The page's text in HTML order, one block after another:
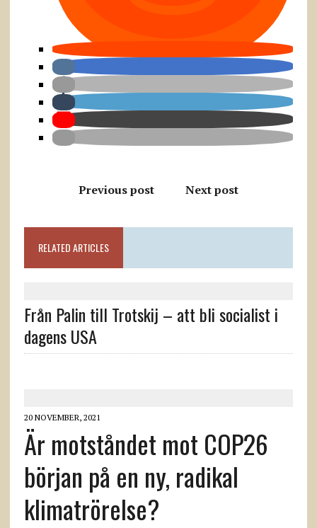
Previous post Next post
RELATED ARTICLES
Från Palin till Trotskij – att bli socialist i
dagens USA
20 NOVEMBER, 2021
Är motståndet mot COP26
början på en ny, radikal
klimatrörelse?